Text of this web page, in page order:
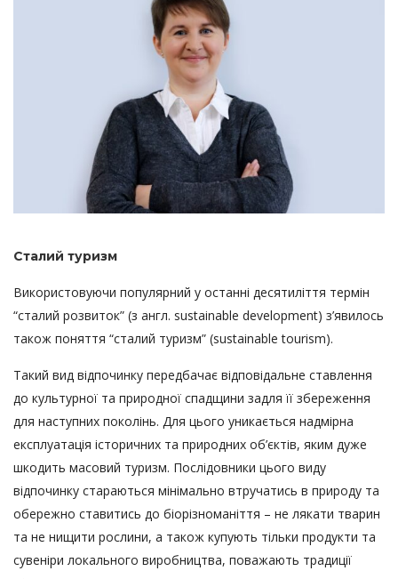
Сталий туризм
Використовуючи популярний у останні десятиліття термін
“сталий розвиток” (з англ. sustainable development) з’явилось
також поняття “сталий туризм” (sustainable tourism).
Такий вид відпочинку передбачає відповідальне ставлення
до культурної та природної спадщини задля її збереження
для наступних поколінь. Для цього уникається надмірна
експлуатація історичних та природних об’єктів, яким дуже
шкодить масовий туризм. Послідовники цього виду
відпочинку стараються мінімально втручатись в природу та
обережно ставитись до біорізноманіття – не лякати тварин
та не нищити рослини, а також купують тільки продукти та
сувеніри локального виробництва, поважають традиції